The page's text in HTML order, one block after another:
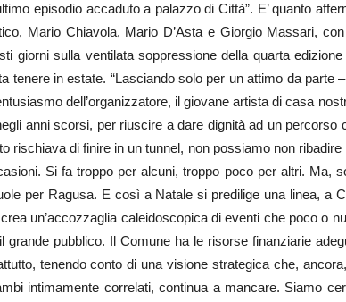
episodio accaduto a palazzo di Città”. E’ quanto
Mario Chiavola, Mario D’Asta e Giorgio Massari,
giorni sulla ventilata soppressione della quarta
tenere in estate. “Lasciando solo per un attimo da parte
dell’organizzatore, il giovane artista di casa
anni scorsi, per riuscire a dare dignità ad un percorso
rischiava di finire in un tunnel, non possiamo non
Si fa troppo per alcuni, troppo poco per altri. Ma,
per Ragusa. E così a Natale si predilige una linea, a
un’accozzaglia caleidoscopica di eventi che poco o
grande pubblico. Il Comune ha le risorse finanziarie
tenendo conto di una visione strategica che,
intimamente correlati, continua a mancare. Siamo